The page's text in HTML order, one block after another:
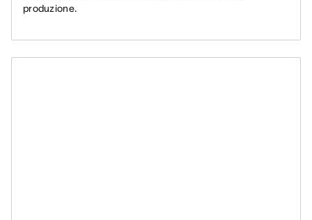
produzione.